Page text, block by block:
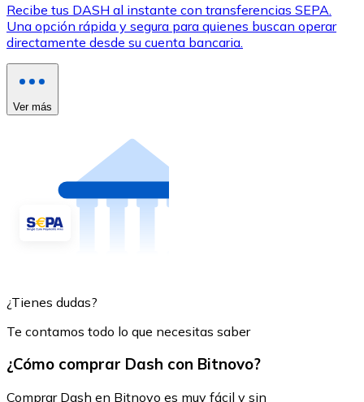
Recibe tus DASH al instante con transferencias SEPA.
Una opción rápida y segura para quienes buscan operar
directamente desde su cuenta bancaria.
Ver más
¿Tienes dudas?
Te contamos todo lo que necesitas saber
¿Cómo comprar Dash con Bitnovo?
Comprar Dash en Bitnovo es muy fácil y sin